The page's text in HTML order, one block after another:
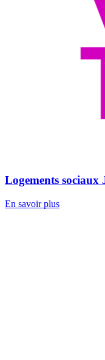
Logements sociaux
En savoir plus